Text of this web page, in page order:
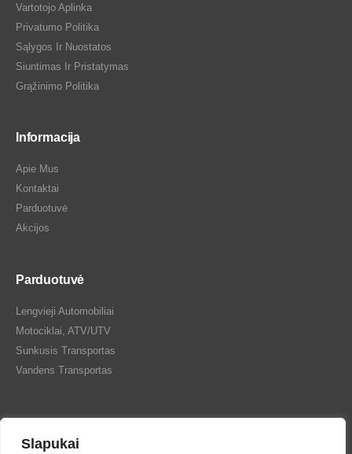
Slapukai
Vartotojo Aplinka
Privatumo Politika
Sąlygos Ir Nuostatos
Siuntimas Ir Pristatymas
Grąžinimo Politika
Informacija
Apie Mus
Kontaktai
Parduotuvė
Akcijos
Parduotuvė
Lengvieji Automobiliai
Motociklai, ATV/UTV
Sunkusis Transportas
Vandens Transportas